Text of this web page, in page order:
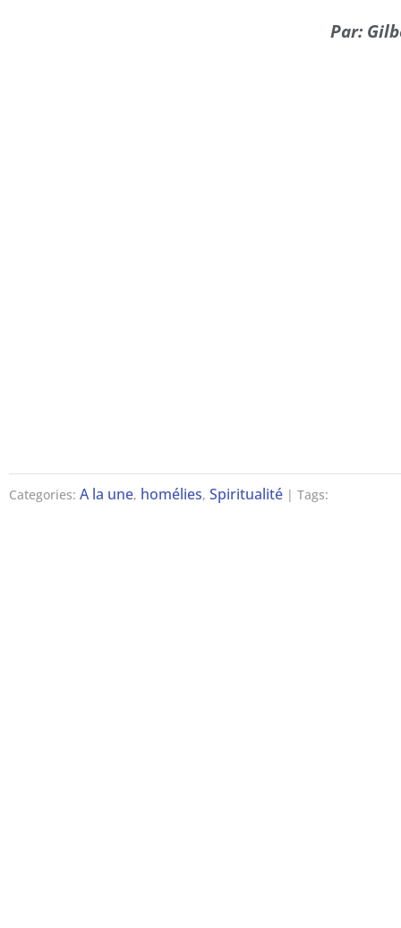
Par:
Categories: A la une, homélies, Spiritualité | Tags: